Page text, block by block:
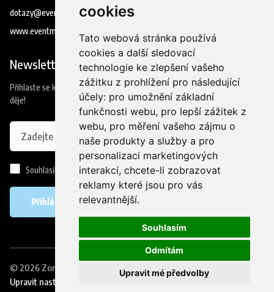
cookies
Tato webová stránka používá
cookies a další sledovací
technologie ke zlepšení vašeho
zážitku z prohlížení pro následující
účely: pro umožnění základní
funkčnosti webu, pro lepší zážitek z
webu, pro měření vašeho zájmu o
naše produkty a služby a pro
personalizaci marketingových
interakcí, chcete-li zobrazovat
reklamy které jsou pro vás
relevantnější.
Souhlasím
Odmítám
Upravit mé předvolby
dotazy@eventmedia.cz
www.eventmedia.cz
Newsletter
Přihlaste se k odběru našeho newsleteru a budete jako první vědět co se
děje!
Souhlasím se zpracováním osobních údajů
Přihlásit se
© 2026 ZombieRUN . Eventmedia s.r.o. | Ochrana osobních údajů
Upravit nastavní cookies